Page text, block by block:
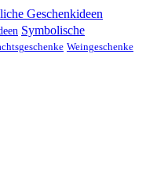
Geschenkideen
Symbolische
Weingeschenke